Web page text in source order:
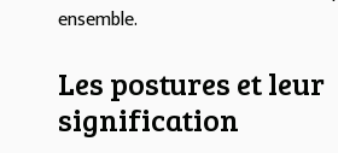
ensemble.
Les postures et leur
signification